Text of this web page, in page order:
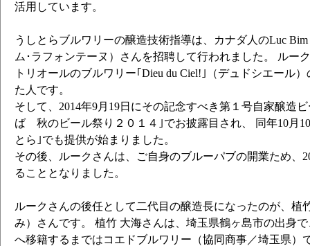
活用しています。
うしとらブルワリーの醸造技術指導は、カナダ人のLuc Bim
ム･ラフォンテーヌ）さんを招聘して行われました。 ルー
トリオールのブルワリー｢Dieu du Ciel!｣（デュドシエール
た人です。
そして、2014年9月19日にその記念すべき第１号自家醸造
ば 秋のビール祭り２０１４｣でお披露目され、 同年10月
とら｣でも提供が始まりました。
その後、ルークさんは、ご自身のブルーパブの開業ため、
ることとなりました。
ルークさんの後任として二代目の醸造長になったのが、植
み）さんです。 植竹 大海さんは、埼玉県鶴ヶ島市の出身
へ移籍するまではコエドブルワリー（協同商事／埼玉県）